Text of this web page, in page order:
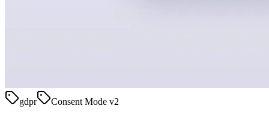
gdpr Consent Mode v2